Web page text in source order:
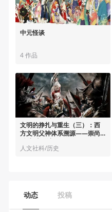
中元怪谈
4 作品
文明的挣扎与重生（三）：西
方文明父神体系溯源——崇尚
“剑与火”的迈锡尼
人文社科/历史
动态 投稿